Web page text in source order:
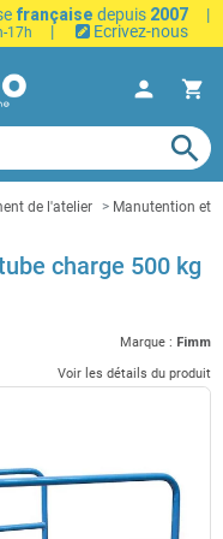
française depuis 2007
|
17h | Ecrivez-nous
person shopping_cart
search
de l'atelier Manutention et
charge 500 kg
Marque : Fimm
Voir les détails du produit